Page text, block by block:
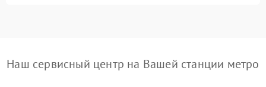
Наш сервисный центр на Вашей станции метро